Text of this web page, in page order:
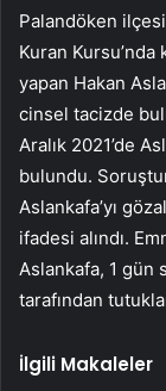
Palandöken
Kuran
yapan Hakan
cinsel tacizde
Aralık 2021’de
bulundu.
Aslankafa’yı
ifadesi alındı.
Aslankafa, 1 gün
tarafından
İlgili Makaleler